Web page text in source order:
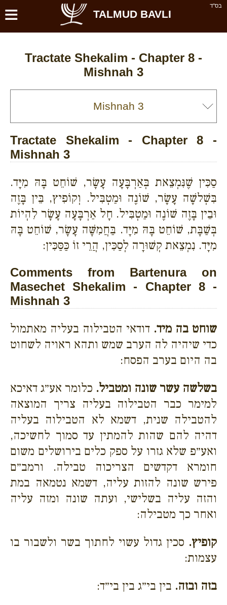
בס''ד ≡ TALMUD BAVLI
Tractate Shekalim - Chapter 8 -
Mishnah 3
Tractate Shekalim - Chapter 8 -
Mishnah 3
סַכִּין שֶׁנִּמְצֵאת בְּאַרְבָּעָה עָשָׂר, שׁוֹחֵט בָּהּ מִיָּד.
בִּשְׁלשָׁה עָשָׂר, שׁוֹנֶה וּמַטְבִּיל. וְקוֹפִיץ, בֵּין בָּזֶה
וּבֵין בָּזֶה שׁוֹנֶה וּמַטְבִּיל. חָל אַרְבָּעָה עָשָׂר לִהְיוֹת
בְּשַׁבָּת, שׁוֹחֵט בָּהּ מִיָּד. בַּחֲמִשָּׁה עָשָׂר, שׁוֹחֵט בָּהּ
מִיָּד. נִמְצֵאת קְשׁוּרָה לְסַכִּין, הֲרֵי זוֹ כַּסַּכִּין:
Comments from Bartenura on
Masechet Shekalim - Chapter 8 -
Mishnah 3
שוחט בה מיד. דודאי הטבילוה בעליה מאתמול
כדי שיהיה לה הערב שמש ותהא ראויה לשחוט
בה היום בערב הפסח:
בשלשה עשר שונה ומטביל. כלומר אע״ג דאיכא
למימר כבר הטבילוה בעליה צריך המוצאה
להטבילה שנית, דשמא לא הטבילוה בעליה
דהיה להם שהות להמתין עד סמוך לחשיכה,
ואע״פ שלא גזרו על ספק כלים בירושלים משום
חומרא דקדשים הצריכוה טבילה. ורמב״ם
פירש שונה להזות עליה, דשמא נטמאה במת
והזה עליה בשלישי, ועתה שונה ומזה עליה
ואחר כך מטבילה:
קופיץ. סכין גדול עשוי לחתוך בשר ולשבור בו
עצמות:
בזה ובזה. בין בי״ג בין בי״ד: